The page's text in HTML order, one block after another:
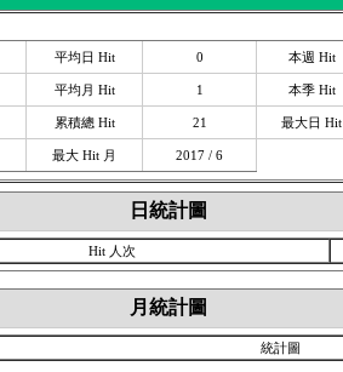
平均日 Hit 0 本週 Hit
平均月 Hit 1 本季 Hit
累積總 Hit 21 最大日 Hit
最大 Hit 月 2017 / 6
日統計圖
Hit 人次
月統計圖
統計圖